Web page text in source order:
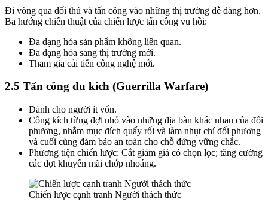
Đi vòng qua đối thủ và tấn công vào những thị trường dễ dàng hơn.
Ba hướng chiến thuật của chiến lược tấn công vu hồi:
Đa dạng hóa sản phẩm không liên quan.
Đa dạng hóa sang thị trường mới.
Tham gia cải tiến công nghệ mới.
2.5 Tấn công du kích (Guerrilla Warfare)
Dành cho người ít vốn.
Công kích từng đợt nhỏ vào những địa bàn khác nhau của đối
phương, nhằm mục đích quấy rối và làm nhụt chí đối phương
và cuối cùng đảm bảo an toàn cho chỗ đứng vững chắc.
Phương tiện chiến lược: Cắt giảm giá có chọn lọc; tăng cường
các đợt khuyến mãi chớp nhoáng.
Chiến lược cạnh tranh Người thách thức